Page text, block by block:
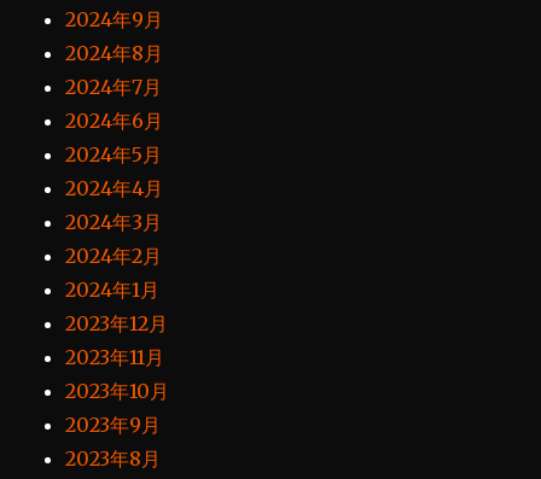
2024年9月
2024年8月
2024年7月
2024年6月
2024年5月
2024年4月
2024年3月
2024年2月
2024年1月
2023年12月
2023年11月
2023年10月
2023年9月
2023年8月